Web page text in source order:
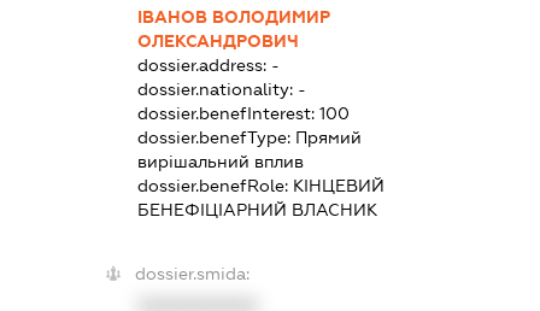
ІВАНОВ ВОЛОДИМИР
ОЛЕКСАНДРОВИЧ
dossier.address: -
dossier.nationality: -
dossier.benefInterest: 100
dossier.benefType: Прямий
вирішальний вплив
dossier.benefRole: КІНЦЕВИЙ
БЕНЕФІЦІАРНИЙ ВЛАСНИК
dossier.smida: